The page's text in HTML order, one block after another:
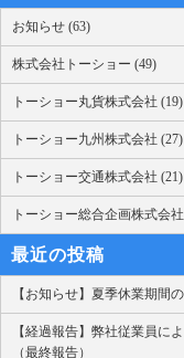
お知らせ (63)
株式会社トーショー (49)
トーショー丸貨株式会社 (19)
トーショー九州株式会社 (27)
トーショー交通株式会社 (21)
トーショー総合企画株式会
最近の投稿
【お知らせ】夏季休業期間
【経過報告】弊社従業員に
（最終報告）